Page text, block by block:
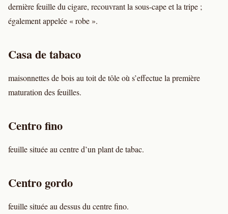
dernière feuille du cigare, recouvrant la sous-cape et la tripe ;
également appelée « robe ».
Casa de tabaco
maisonnettes de bois au toit de tôle où s’effectue la première
maturation des feuilles.
Centro fino
feuille située au centre d’un plant de tabac.
Centro gordo
feuille située au dessus du centre fino.